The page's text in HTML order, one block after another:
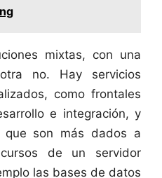
mixtas, con una
no. Hay servicios
como frontales
e integración, y
que son más dados a
de un servidor
las bases de datos